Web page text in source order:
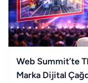
Web Summit’te
Marka Dijital